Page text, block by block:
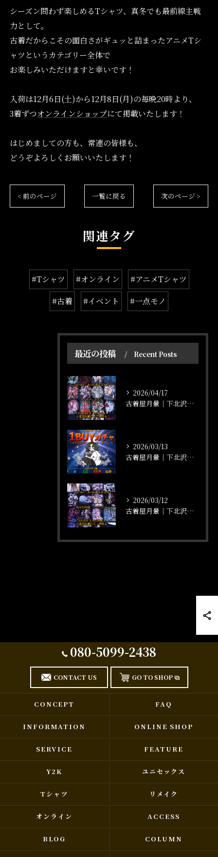
シーズン問わず楽しめるTシャツ、真冬でも最前線主戦
力として。
古着だからこその面白さがギュッと詰まったアニメTシ
ャツというカテゴリー全体で
お楽しみいただけますと幸いです！
入荷は12月6日(土)から12月8日(月)の毎晩20時より、
3着ずつオンラインショップにて掲載いたします！
はじめましての方も、常連の皆様も、
どうぞよろしくお願いいたします！
< 前のページ 一覧に戻る 次のページ >
関連タグ
#Tシャツ #オンライン
#アニメTシャツ
#古着
#イベント #一点モノ
最近の投稿 Recent Posts
2026/04/17
古着屋月暈｜下北沢店頭にてアニメTシャツ大量入荷！【ヴァイツァダスト】
2026/03/13
古着屋月暈｜下北沢店頭4周年記念【1BUYガチャ】開催！！
2026/03/12
古着屋月暈｜下北沢店頭にてアニメTシャツ大量入荷！【あんたの魂、いただくよ】
080-5099-2438
CONTACT US GO TO SHOP
CONCEPT FAQ
INFORMATION ONLINE SHOP
SERVICE FEATURE
Y2K ユニセックス
Tシャツ リメイク
オンライン ACCESS
BLOG COLUMN